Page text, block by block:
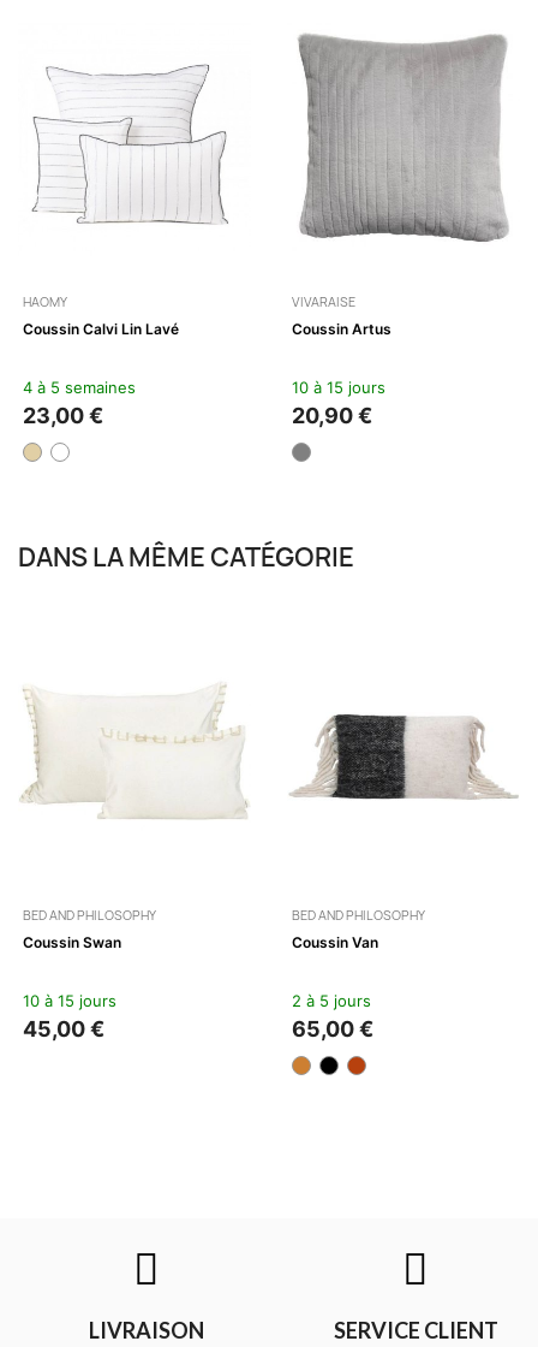
HAOMY
Coussin Calvi Lin Lavé
4 à 5 semaines
23,00 €
VIVARAISE
Coussin Artus
10 à 15 jours
20,90 €
DANS LA MÊME CATÉGORIE
BED AND PHILOSOPHY
Coussin Swan
10 à 15 jours
45,00 €
BED AND PHILOSOPHY
Coussin Van
2 à 5 jours
65,00 €
LIVRAISON
SERVICE CLIENT